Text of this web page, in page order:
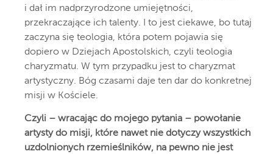
i dał im nadprzyrodzone umiejętności,
przekraczające ich talenty. I to jest ciekawe, bo tutaj
zaczyna się teologia, która potem pojawia się
dopiero w Dziejach Apostolskich, czyli teologia
charyzmatu. W tym przypadku jest to charyzmat
artystyczny. Bóg czasami daje ten dar do konkretnej
misji w Kościele.
Czyli – wracając do mojego pytania – powołanie
artysty do misji, które nawet nie dotyczy wszystkich
uzdolnionych rzemieślników, na pewno nie jest